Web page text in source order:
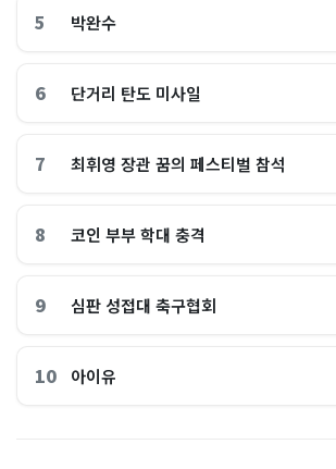
5 박완수
6 단거리 탄도 미사일
7 최휘영 장관 꿈의 페스티벌 참석
8 코인 부부 학대 충격
9 심판 성접대 축구협회
10 아이유